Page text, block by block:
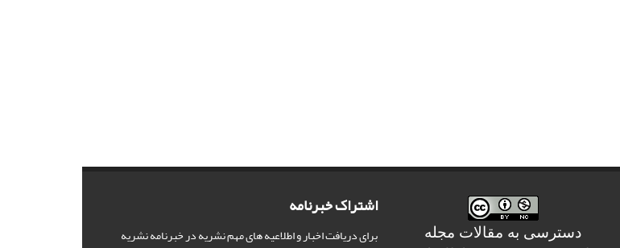
دسترسی به مقالات مجله
اشتراک خبرنامه
برای دریافت اخبار و اطلاعیه های مهم نشریه در خبرنامه نشریه